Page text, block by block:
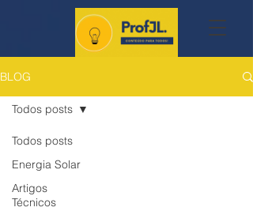
BLOG
Todos posts
Energia Solar
Artigos
Técnicos
Todos posts